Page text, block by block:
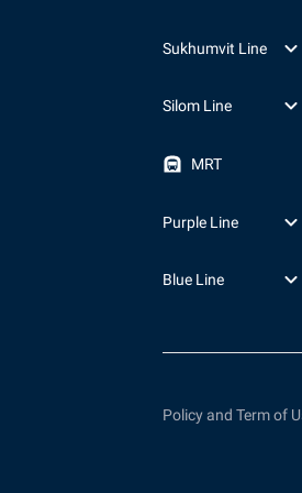
Sukhumvit Line
Silom Line
MRT
Purple Line
Blue Line
Policy and Term of